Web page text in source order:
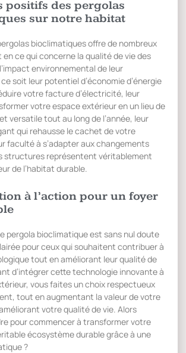
positifs des pergolas
sur notre habitat
bioclimatiques offre de nombreux
ce qui concerne la qualité de vie des
environnemental de leur
soit leur potentiel d’économie d’énergie
votre facture d’électricité, leur
votre espace extérieur en un lieu de
versatile tout au long de l’année, leur
qui rehausse le cachet de votre
faculté à s’adapter aux changements
structures représentent véritablement
de l’habitat durable.
à l’action pour un foyer
pergola bioclimatique est sans nul doute
pour ceux qui souhaitent contribuer à
tout en améliorant leur qualité de
d’intégrer cette technologie innovante à
vous faites un choix respectueux
tout en augmentant la valeur de votre
votre qualité de vie. Alors
pour commencer à transformer votre
écosystème durable grâce à une
?